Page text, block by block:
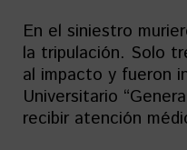
En el siniestro
la tripulación. Solo
al impacto y fueron
Universitario
recibir atención